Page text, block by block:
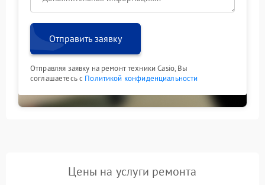
Отправить заявку
Отправляя заявку на ремонт техники Casio, Вы
соглашаетесь с Политикой конфиденциальности
Цены на услуги ремонта